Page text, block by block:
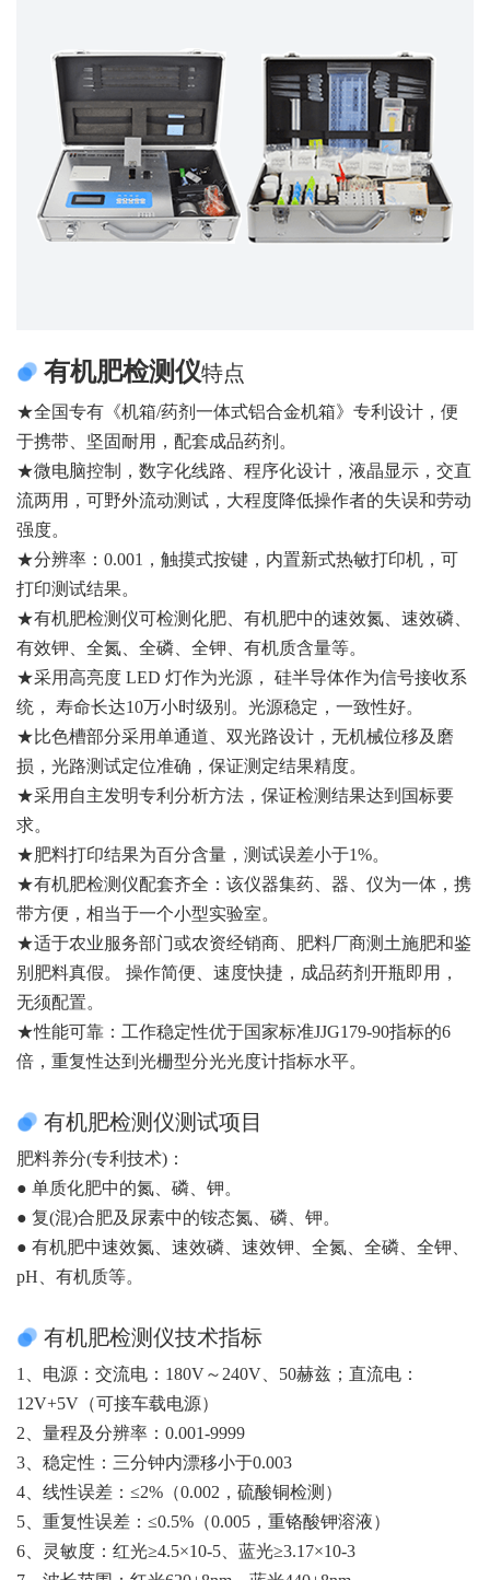
有机肥检测仪特点
★全国专有《机箱/药剂一体式铝合金机箱》专利设计，便
于携带、坚固耐用，配套成品药剂。
★微电脑控制，数字化线路、程序化设计，液晶显示，交直
流两用，可野外流动测试，大程度降低操作者的失误和劳动
强度。
★分辨率：0.001，触摸式按键，内置新式热敏打印机，可
打印测试结果。
★有机肥检测仪可检测化肥、有机肥中的速效氮、速效磷、
有效钾、全氮、全磷、全钾、有机质含量等。
★采用高亮度 LED 灯作为光源， 硅半导体作为信号接收系
统， 寿命长达10万小时级别。光源稳定，一致性好。
★比色槽部分采用单通道、双光路设计，无机械位移及磨
损，光路测试定位准确，保证测定结果精度。
★采用自主发明专利分析方法，保证检测结果达到国标要
求。
★肥料打印结果为百分含量，测试误差小于1%。
★有机肥检测仪配套齐全：该仪器集药、器、仪为一体，携
带方便，相当于一个小型实验室。
★适于农业服务部门或农资经销商、肥料厂商测土施肥和鉴
别肥料真假。 操作简便、速度快捷，成品药剂开瓶即用，
无须配置。
★性能可靠：工作稳定性优于国家标准JJG179-90指标的6
倍，重复性达到光栅型分光光度计指标水平。
有机肥检测仪测试项目
肥料养分(专利技术)：
● 单质化肥中的氮、磷、钾。
● 复(混)合肥及尿素中的铵态氮、磷、钾。
● 有机肥中速效氮、速效磷、速效钾、全氮、全磷、全钾、
pH、有机质等。
有机肥检测仪技术指标
1、电源：交流电：180V～240V、50赫兹；直流电：
12V+5V（可接车载电源）
2、量程及分辨率：0.001-9999
3、稳定性：三分钟内漂移小于0.003
4、线性误差：≤2%（0.002，硫酸铜检测）
5、重复性误差：≤0.5%（0.005，重铬酸钾溶液）
6、灵敏度：红光≥4.5×10-5、蓝光≥3.17×10-3